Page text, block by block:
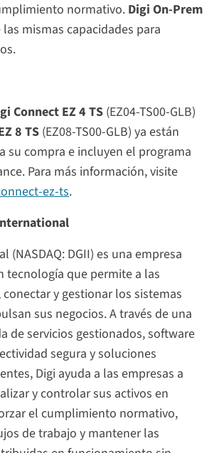
normativo. Digi On-Prem
mismas capacidades para
Connect EZ 4 TS (EZ04-TS00-GLB)
8 TS (EZ08-TS00-GLB) ya están
su compra e incluyen el programa
Para más información, visite
ez-ts.
(NASDAQ: DGII) es una empresa
tecnología que permite a las
conectar y gestionar los sistemas
sus negocios. A través de una
de servicios gestionados, software
segura y soluciones
Digi ayuda a las empresas a
y controlar sus activos en
el cumplimiento normativo,
de trabajo y mantener las